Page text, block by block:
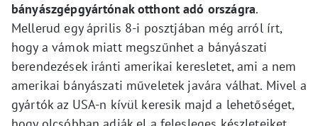
bányászgépgyártónak otthont adó országra.
Mellerud egy április 8-i posztjában még arról írt,
hogy a vámok miatt megszűnhet a bányászati
berendezések iránti amerikai keresletet, ami a nem
amerikai bányászati műveletek javára válhat. Mivel a
gyártók az USA-n kívül keresik majd a lehetőséget,